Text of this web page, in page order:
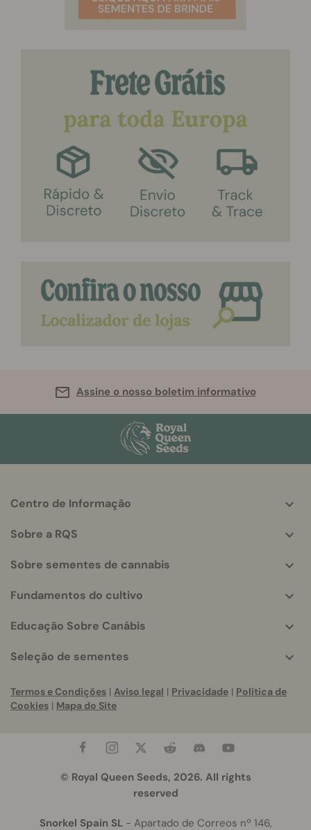
Assine o nosso boletim informativo
info
Centro de Informação
Sobre a RQS
Sobre sementes de cannabis
Fundamentos do cultivo
Educação Sobre Canábis
Seleção de sementes
Termos e Condições | Aviso legal | Privacidade | Política de
Cookies | Mapa do Site
© Royal Queen Seeds, 2026. All rights
reserved
Snorkel Spain SL- Apartado de Correos nº 146,